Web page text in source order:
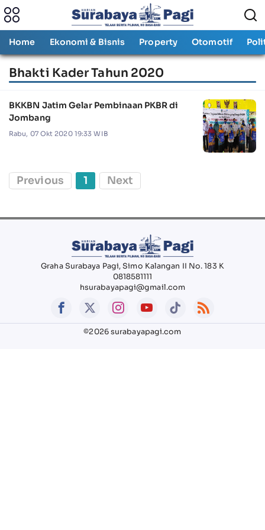
Home Ekonomi & Bisnis Property Otomotif
Bhakti Kader Tahun 2020
BKKBN Jatim Gelar Pembinaan PKBR di
Jombang
Rabu, 07 Okt 2020 19:33 WIB
Previous 1 Next
Graha Surabaya Pagi, Simo Kalangan II No. 183 K
0818581111
hsurabayapagi@gmail.com
©2026 surabayapagi.com